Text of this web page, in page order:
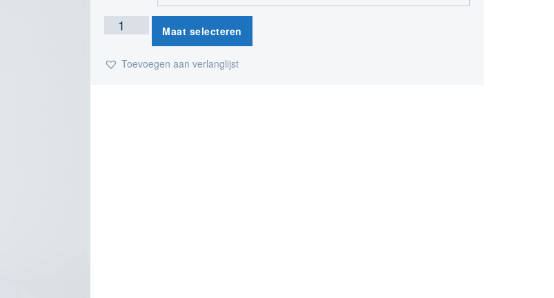
Maat selecteren
Toevoegen aan verlanglijst